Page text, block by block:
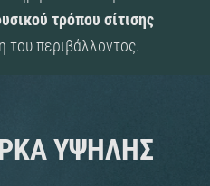
τρόπου σίτισης
του περιβάλλοντος.
ΥΨΗΛΉΣ